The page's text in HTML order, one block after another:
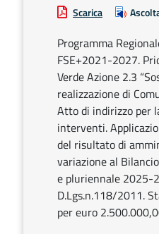
Scarica
Programma
FSE+2021-2027.
Verde Azione 2.3
realizzazione di
Atto di indirizzo per
interventi.
del risultato di
variazione al
e pluriennale 2025-
D.Lgs.n.118/2011.
per euro